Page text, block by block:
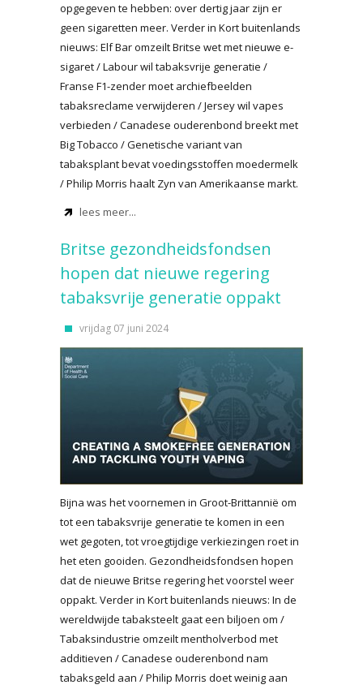
opgegeven te hebben: over dertig jaar zijn er
geen sigaretten meer. Verder in Kort buitenlands
nieuws: Elf Bar omzeilt Britse wet met nieuwe e-
sigaret / Labour wil tabaksvrije generatie /
Franse F1-zender moet archiefbeelden
tabaksreclame verwijderen / Jersey wil vapes
verbieden / Canadese ouderenbond breekt met
Big Tobacco / Genetische variant van
tabaksplant bevat voedingsstoffen moedermelk
/ Philip Morris haalt Zyn van Amerikaanse markt.
lees meer...
Britse gezondheidsfondsen
hopen dat nieuwe regering
tabaksvrije generatie oppakt
vrijdag 07 juni 2024
Bijna was het voornemen in Groot-Brittannië om
tot een tabaksvrije generatie te komen in een
wet gegoten, tot vroegtijdige verkiezingen roet in
het eten gooiden. Gezondheidsfondsen hopen
dat de nieuwe Britse regering het voorstel weer
oppakt. Verder in Kort buitenlands nieuws: In de
wereldwijde tabaksteelt gaat een biljoen om /
Tabaksindustrie omzeilt mentholverbod met
additieven / Canadese ouderenbond nam
tabaksgeld aan / Philip Morris doet weinig aan